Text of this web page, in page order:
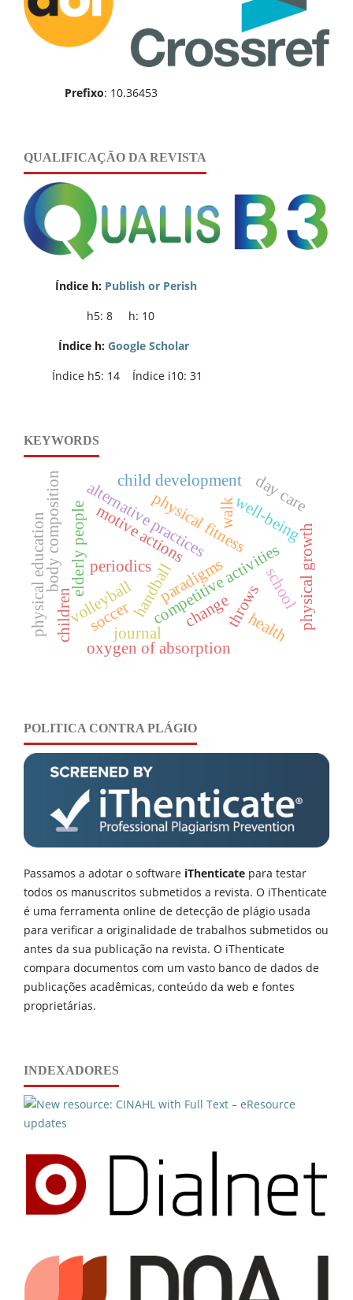
Prefixo: 10.36453
QUALIFICAÇÃO DA REVISTA
Índice h: Publish or Perish
h5: 8 h: 10
Índice h: Google Scholar
Índice h5: 14 Índice i10: 31
KEYWORDS
motive actions
competitive activities
throws
handball
volleyball paradigms
alternative practices
journal
periodics
physical fitness
health
children
oxygen of absorption
walk
elderly people well-being
child development
physical growth
day care
change school
body composition
soccer
physical education
POLITICA CONTRA PLÁGIO
Passamos a adotar o software iThenticate para testar
todos os manuscritos submetidos a revista. O iThenticate
é uma ferramenta online de detecção de plágio usada
para verificar a originalidade de trabalhos submetidos ou
antes da sua publicação na revista. O iThenticate
compara documentos com um vasto banco de dados de
publicações acadêmicas, conteúdo da web e fontes
proprietárias.
INDEXADORES